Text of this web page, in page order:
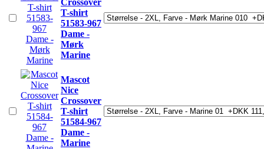
Crossover
T-shirt
51583-967
Dame -
Mørk
Marine
Mascot
Nice
Crossover
T-shirt
51584-967
Dame -
Marine